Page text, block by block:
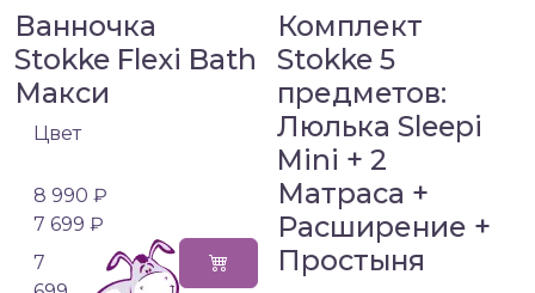
Ванночка
Stokke Flexi Bath
Макси
Цвет
8 990 ₽
7 699 ₽
7
Комплект
Stokke 5
предметов:
Люлька Sleepi
Mini + 2
Матраса +
Расширение +
Простыня